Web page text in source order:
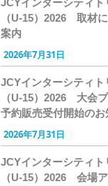
JCYインターシティト
（U-15）2026 取材
案内
2026年7月31日
JCYインターシティト
（U-15）2026 大会
予約販売受付開始のお
2026年7月31日
JCYインターシティト
（U-15）2026 会場